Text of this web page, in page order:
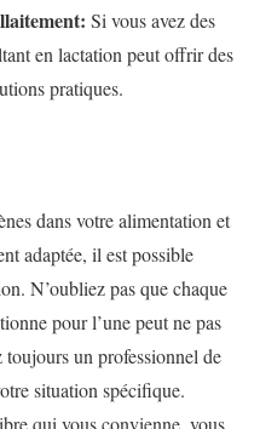
Si vous avez des
en lactation peut offrir des
pratiques.
dans votre alimentation et
adaptée, il est possible
N’oubliez pas que chaque
pour l’une peut ne pas
un professionnel de
situation spécifique.